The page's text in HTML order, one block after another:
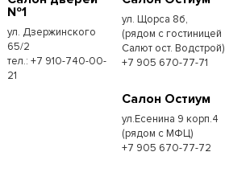
№1
ул. Дзержинского
65/2
тел.: +7 910-740-00-
21
ул. Щорса 8б,
(рядом с гостиницей
Салют ост. Водстрой)
+7 905 670-77-71
Салон Остиум
ул.Есенина 9 корп.4
(рядом с МФЦ)
+7 905 670-77-72